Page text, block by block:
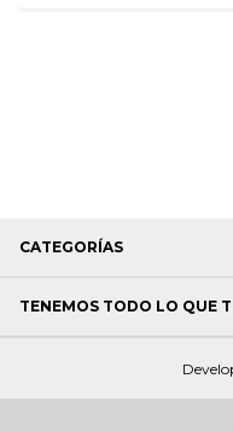
CATEGORÍAS
TENEMOS TODO LO QUE